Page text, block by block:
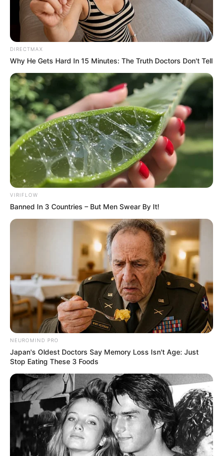
ΣΠΑΜΕ ΤΟ ΜΑΤΡΙΞ – ΤΟ ΒΙΒΛΙΟ
DIRECTMAX
Why He Gets Hard In 15 Minutes: The Truth Doctors Don't Tell
VIRIFLOW
Banned In 3 Countries – But Men Swear By It!
NEUROMIND PRO
Japan's Oldest Doctors Say Memory Loss Isn't Age: Just
Stop Eating These 3 Foods